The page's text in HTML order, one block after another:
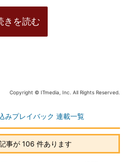
きを読む
Copyright © ITmedia, Inc. All Rights Reserved.
みプレイバック 連載一覧
事が 106 件あります